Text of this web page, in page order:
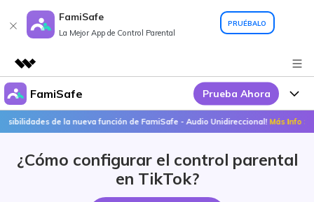
FamiSafe
La Mejor App de Control Parental
PRUÉBALO
Productos destacados
Creatividad digital con AIGC
Resumen
Quiénes somos
FamiSafe Prueba Ahora
Por Qué FamiSafe
FamiSafe - Tu Aliado en
Acciones Interactivas
Productos
la nueva función de FamiSafe - Audio Unidireccional!Más Info >>
¿Cómo configurar el control parental
en TikTok?